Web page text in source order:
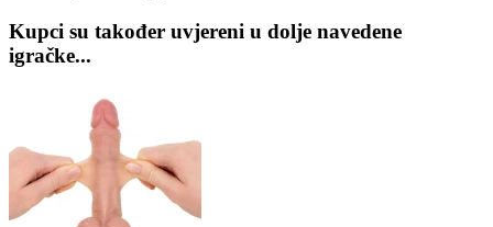
Kupci su također uvjereni u dolje navedene
igračke...